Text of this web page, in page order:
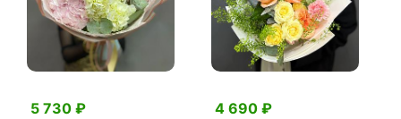
5 730 ₽ 4 690 ₽